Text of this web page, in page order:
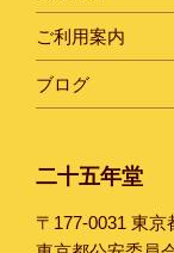
ご利用案内
ブログ
二十五年堂
〒177-0031 東